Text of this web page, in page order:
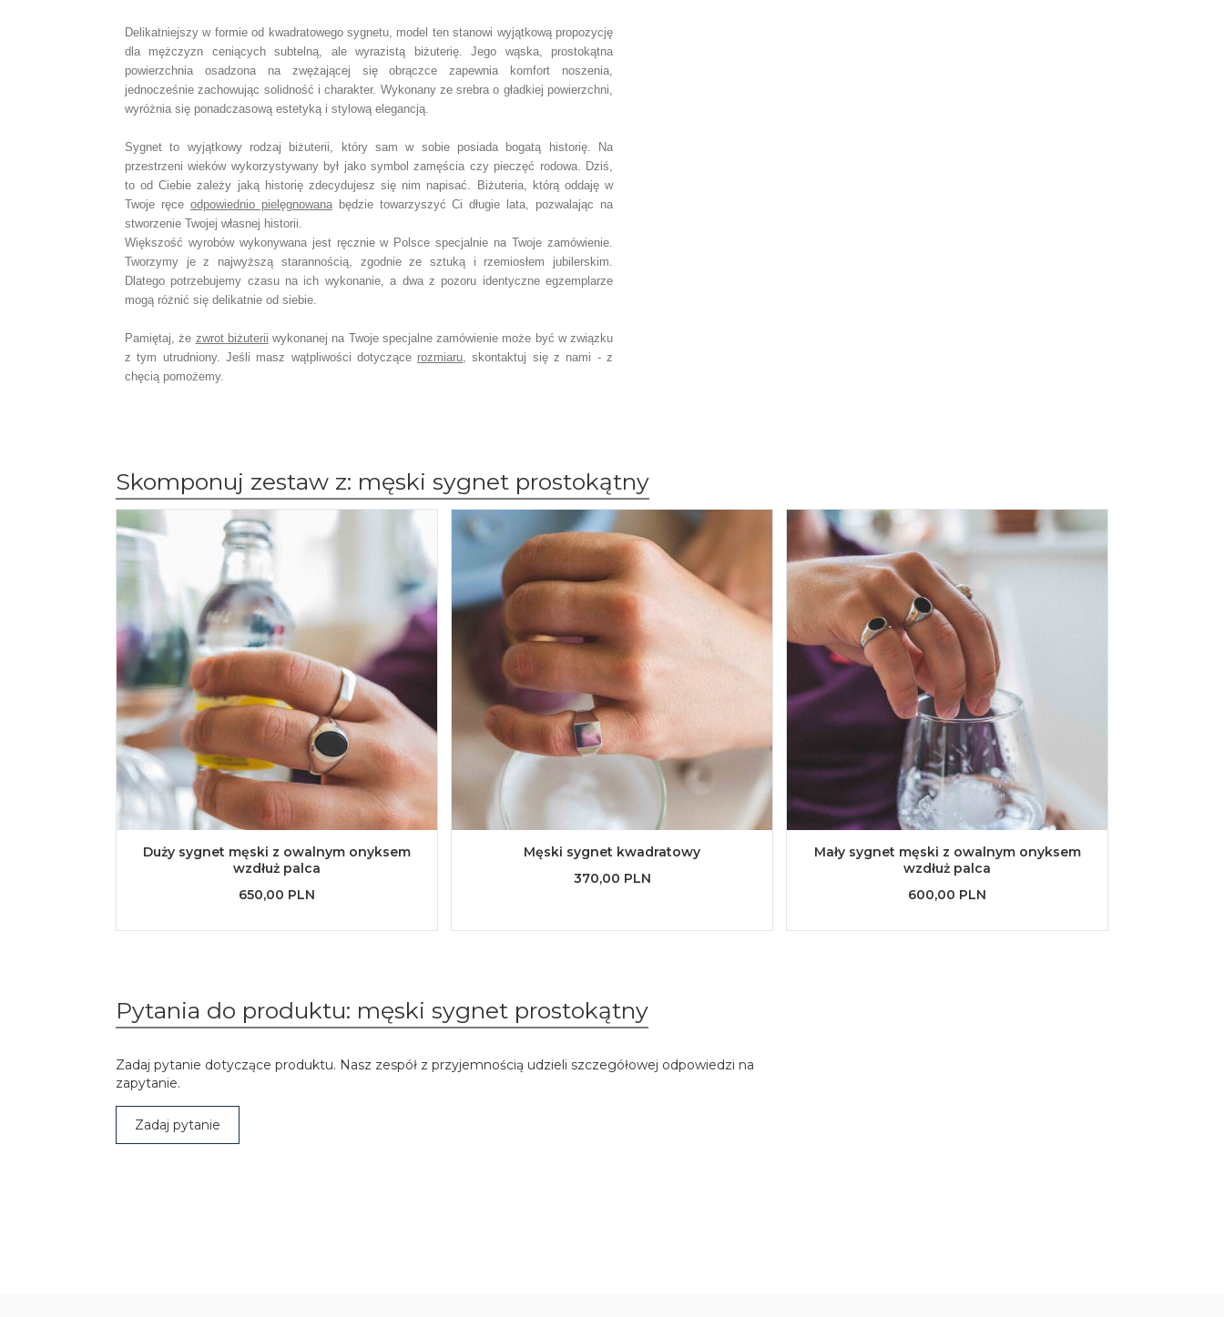
Delikatniejszy w formie od kwadratowego sygnetu, model tenstanowi wyjątkową propozycję
dla mężczyzn ceniących subtelną, ale wyrazistą biżuterię. Jego wąska, prostokątna
powierzchnia osadzona na zwężającej się obrączce zapewnia komfort noszenia,
jednocześnie zachowując solidność i charakter. Wykonany ze srebra o gładkiej powierzchni,
wyróżnia się ponadczasową estetyką i stylową elegancją.
Sygnet to wyjątkowy rodzaj biżuterii, który sam w sobie posiada bogatą historię. Na
przestrzeni wieków wykorzystywany był jako symbol zamęścia czy pieczęć rodowa. Dziś,
to od Ciebie zależy jaką historię zdecydujesz się nim napisać. Biżuteria, którą oddaję w
Twoje ręce odpowiednio pielęgnowanabędzie towarzyszyć Ci długie lata, pozwalając na
stworzenie Twojej własnej historii.
Większość wyrobów wykonywana jest ręcznie w Polsce specjalnie na Twoje zamówienie.
Tworzymy je z najwyższą starannością, zgodnie ze sztuką i rzemiosłem jubilerskim.
Dlatego potrzebujemy czasu na ich wykonanie, a dwa z pozoru identyczne egzemplarze
mogą różnić się delikatnie od siebie.
Pamiętaj, że zwrot biżuterii wykonanej na Twoje specjalne zamówienie może być w związku
z tym utrudniony. Jeśli masz wątpliwości dotyczące rozmiaru, skontaktuj się z nami - z
chęcią pomożemy.
Skomponuj zestaw z: męski sygnet prostokątny
Duży sygnet męski z owalnym onyksem
wzdłuż palca
650,00 PLN
Męski sygnet kwadratowy
370,00 PLN
Mały sygnet męski z owalnym onyksem
wzdłuż palca
600,00 PLN
Pytania do produktu: męski sygnet prostokątny
Zadaj pytanie dotyczące produktu. Nasz zespół z przyjemnością udzieli szczegółowej odpowiedzi na
zapytanie.
Zadaj pytanie